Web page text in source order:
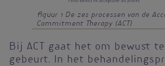
figuur 1 De zes processen van de
Commitment Therapy (ACT)
Bij ACT gaat het om bewust
gebeurt. In het